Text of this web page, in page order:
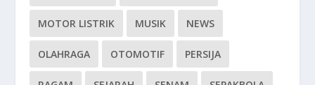
MOTOR LISTRIK MUSIK NEWS
OLAHRAGA OTOMOTIF PERSIJA